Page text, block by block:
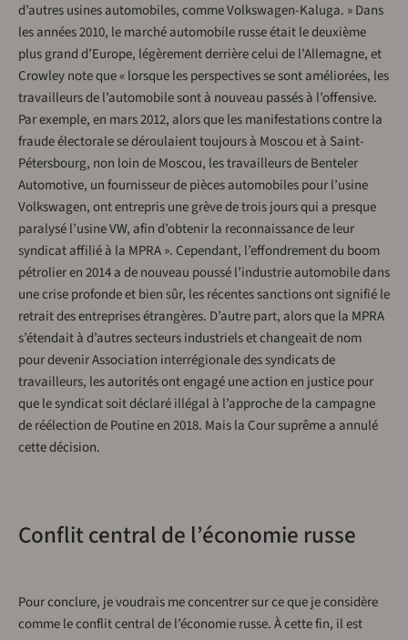
d’autres usines automobiles, comme Volkswagen-Kaluga. » Dans
les années 2010, le marché automobile russe était le deuxième
plus grand d’Europe, légèrement derrière celui de l’Allemagne, et
Crowley note que « lorsque les perspectives se sont améliorées, les
travailleurs de l’automobile sont à nouveau passés à l’offensive.
Par exemple, en mars 2012, alors que les manifestations contre la
fraude électorale se déroulaient toujours à Moscou et à Saint-
Pétersbourg, non loin de Moscou, les travailleurs de Benteler
Automotive, un fournisseur de pièces automobiles pour l’usine
Volkswagen, ont entrepris une grève de trois jours qui a presque
paralysé l’usine VW, afin d’obtenir la reconnaissance de leur
syndicat affilié à la MPRA ». Cependant, l’effondrement du boom
pétrolier en 2014 a de nouveau poussé l’industrie automobile dans
une crise profonde et bien sûr, les récentes sanctions ont signifié le
retrait des entreprises étrangères. D’autre part, alors que la MPRA
s’étendait à d’autres secteurs industriels et changeait de nom
pour devenir Association interrégionale des syndicats de
travailleurs, les autorités ont engagé une action en justice pour
que le syndicat soit déclaré illégal à l’approche de la campagne
de réélection de Poutine en 2018. Mais la Cour suprême a annulé
cette décision.
Conflit central de l’économie russe
Pour conclure, je voudrais me concentrer sur ce que je considère
comme le conflit central de l’économie russe. À cette fin, il est